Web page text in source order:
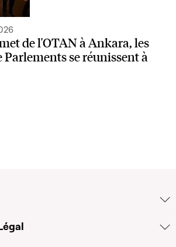
de l'OTAN à Ankara, les
Parlements se réunissent à